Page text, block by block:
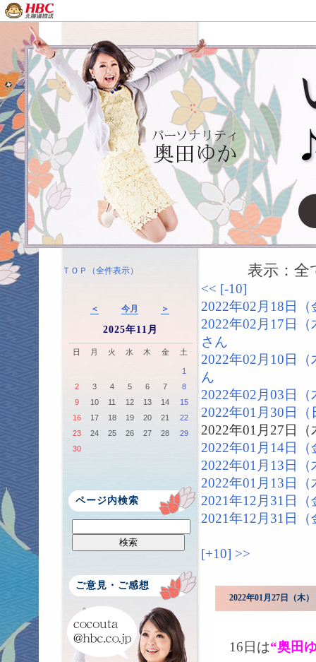
ＴＯＰ（全件表示）
＜ 今月 ＞
2025年11月
日 月 火 水 木 金 土
1
2
3 4 5 6 7
8
9
10 11 12 13 14
15
16
17 18 19 20 21
22
23
24 25 26 27 28
29
30
ページ内検索
ご意見・ご感想
表示：全て
<< [-10]
2022年02月18
2022年02月17
さん
2022年02月10
ん
2022年02月03
2022年01月30
2022年01月27
2022年01月14
2022年01月13
2022年01月13
2021年12月31
2021年12月31
[+10] >>
2022年01月27日（
16日は“奥田